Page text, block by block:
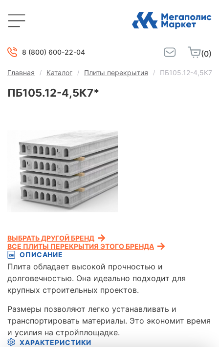
8 (800) 600-22-04 (0)
Главная Каталог Плиты перекрытия ПБ105.12-4,5К7*
ПБ105.12-4,5К7*
ОПИСАНИЕ
Плита обладает высокой прочностью и
долговечностью. Она идеально подходит для
крупных строительных проектов.
Размеры позволяют легко устанавливать и
транспортировать материалы. Это экономит время
и усилия на стройплощадке.
ХАРАКТЕРИСТИКИ
ВЫБРАТЬ ДРУГОЙ БРЕНД
ВСЕ ПЛИТЫ ПЕРЕКРЫТИЯ ЭТОГО БРЕНДА